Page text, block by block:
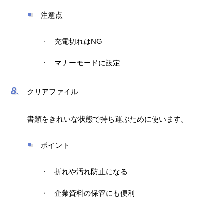
注意点
充電切れはNG
マナーモードに設定
クリアファイル
書類をきれいな状態で持ち運ぶために使います。
ポイント
折れや汚れ防止になる
企業資料の保管にも便利